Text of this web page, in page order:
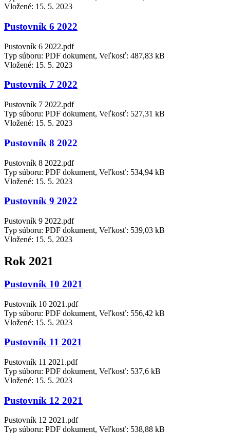
Vložené: 15. 5. 2023
Pustovník 6 2022
Pustovník 6 2022.pdf
Typ súboru: PDF dokument, Veľkosť: 487,83 kB
Vložené: 15. 5. 2023
Pustovník 7 2022
Pustovník 7 2022.pdf
Typ súboru: PDF dokument, Veľkosť: 527,31 kB
Vložené: 15. 5. 2023
Pustovník 8 2022
Pustovník 8 2022.pdf
Typ súboru: PDF dokument, Veľkosť: 534,94 kB
Vložené: 15. 5. 2023
Pustovník 9 2022
Pustovník 9 2022.pdf
Typ súboru: PDF dokument, Veľkosť: 539,03 kB
Vložené: 15. 5. 2023
Rok 2021
Pustovník 10 2021
Pustovník 10 2021.pdf
Typ súboru: PDF dokument, Veľkosť: 556,42 kB
Vložené: 15. 5. 2023
Pustovník 11 2021
Pustovník 11 2021.pdf
Typ súboru: PDF dokument, Veľkosť: 537,6 kB
Vložené: 15. 5. 2023
Pustovník 12 2021
Pustovník 12 2021.pdf
Typ súboru: PDF dokument, Veľkosť: 538,88 kB